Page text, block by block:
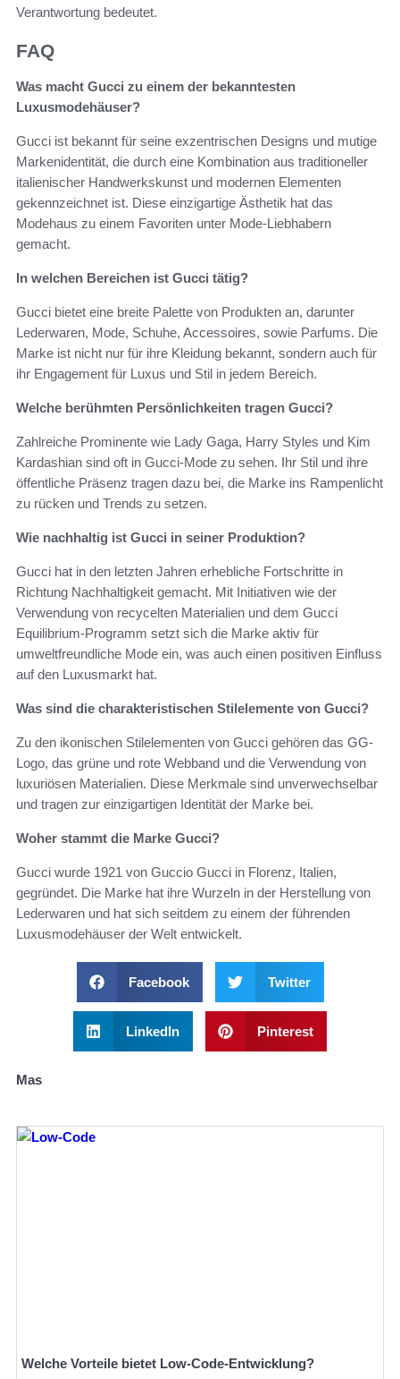
Verantwortung bedeutet.
FAQ
Was macht Gucci zu einem der bekanntesten
Luxusmodehäuser?
Gucci ist bekannt für seine exzentrischen Designs und mutige
Markenidentität, die durch eine Kombination aus traditioneller
italienischer Handwerkskunst und modernen Elementen
gekennzeichnet ist. Diese einzigartige Ästhetik hat das
Modehaus zu einem Favoriten unter Mode-Liebhabern
gemacht.
In welchen Bereichen ist Gucci tätig?
Gucci bietet eine breite Palette von Produkten an, darunter
Lederwaren, Mode, Schuhe, Accessoires, sowie Parfums. Die
Marke ist nicht nur für ihre Kleidung bekannt, sondern auch für
ihr Engagement für Luxus und Stil in jedem Bereich.
Welche berühmten Persönlichkeiten tragen Gucci?
Zahlreiche Prominente wie Lady Gaga, Harry Styles und Kim
Kardashian sind oft in Gucci-Mode zu sehen. Ihr Stil und ihre
öffentliche Präsenz tragen dazu bei, die Marke ins Rampenlicht
zu rücken und Trends zu setzen.
Wie nachhaltig ist Gucci in seiner Produktion?
Gucci hat in den letzten Jahren erhebliche Fortschritte in
Richtung Nachhaltigkeit gemacht. Mit Initiativen wie der
Verwendung von recycelten Materialien und dem Gucci
Equilibrium-Programm setzt sich die Marke aktiv für
umweltfreundliche Mode ein, was auch einen positiven Einfluss
auf den Luxusmarkt hat.
Was sind die charakteristischen Stilelemente von Gucci?
Zu den ikonischen Stilelementen von Gucci gehören das GG-
Logo, das grüne und rote Webband und die Verwendung von
luxuriösen Materialien. Diese Merkmale sind unverwechselbar
und tragen zur einzigartigen Identität der Marke bei.
Woher stammt die Marke Gucci?
Gucci wurde 1921 von Guccio Gucci in Florenz, Italien,
gegründet. Die Marke hat ihre Wurzeln in der Herstellung von
Lederwaren und hat sich seitdem zu einem der führenden
Luxusmodehäuser der Welt entwickelt.
Facebook Twitter
LinkedIn Pinterest
Mas
Welche Vorteile bietet Low-Code-Entwicklung?